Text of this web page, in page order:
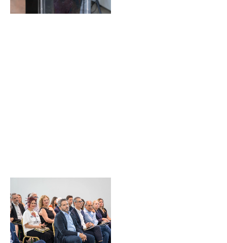
Sin leyenda